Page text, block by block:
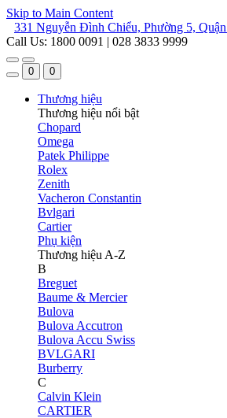
Skip to Main Content
331 Nguyễn Đình Chiểu, Phường 5,
Call Us: 1800 0091 | 028 3833 9999
0 0
Thương hiệu
Thương hiệu nổi bật
Chopard
Omega
Patek Philippe
Rolex
Zenith
Vacheron Constantin
Bvlgari
Cartier
Phụ kiện
Thương hiệu A-Z
B
Breguet
Baume & Mercier
Bulova
Bulova Accutron
Bulova Accu Swiss
BVLGARI
Burberry
C
Calvin Klein
CARTIER